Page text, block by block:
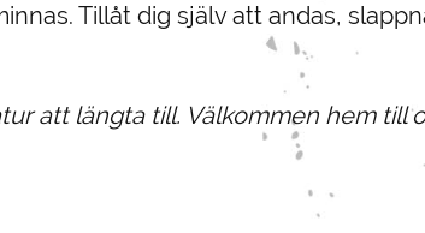
Tillåt dig själv att andas,
att längta till. Välkommen hem till